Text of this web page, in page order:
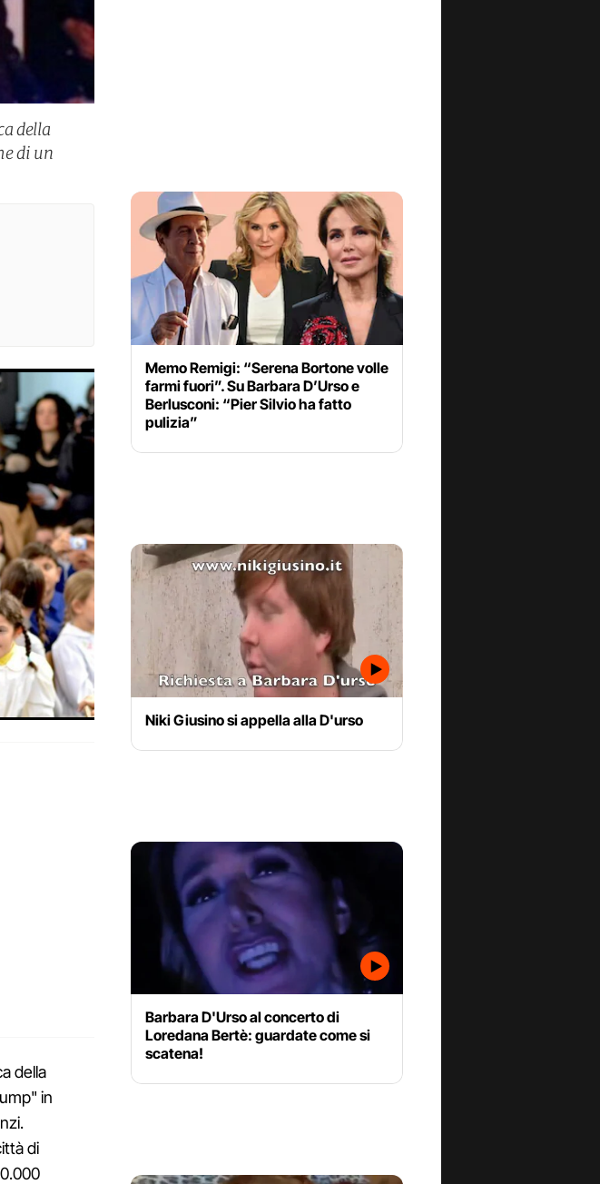
della
di un
della
in
di
Memo Remigi: “Serena Bortone volle
farmi fuori”. Su Barbara D’Urso e
Berlusconi: “Pier Silvio ha fatto
pulizia”
Niki Giusino si appella alla D'urso
Barbara D'Urso al concerto di
Loredana Bertè: guardate come si
scatena!